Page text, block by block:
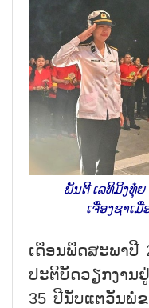
ພັນຕີ ເລທິມິງທຸ໋
ເຈື່ອງຊາເ
ເດືອນພຶດສະພາປີ
ປະຕິບັດວຽກງາ
35 ປີນັບແຕວັນພໍ່ຂ